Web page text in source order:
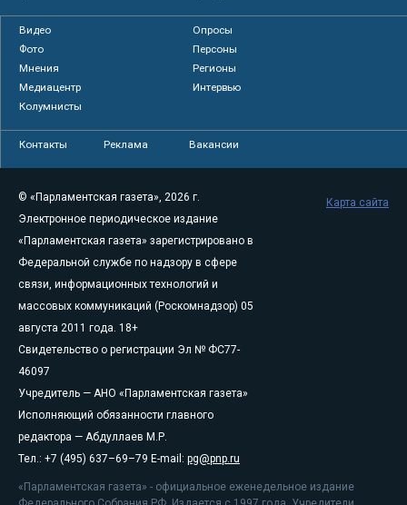
Видео
Опросы
Фото
Персоны
Мнения
Регионы
Медиацентр
Интервью
Колумнисты
Контакты Реклама Вакансии
© «Парламентская газета», 2026 г.
Электронное периодическое издание
«Парламентская газета» зарегистрировано в
Федеральной службе по надзору в сфере
связи, информационных технологий и
массовых коммуникаций (Роскомнадзор) 05
августа 2011 года. 18+
Свидетельство о регистрации Эл № ФС77-
46097
Учредитель — АНО «Парламентская газета»
Исполняющий обязанности главного
редактора — Абдуллаев М.Р.
Тел.: +7 (495) 637–69–79 E-mail: pg@pnp.ru
«Парламентская газета» - официальное еженедельное издание
Карта сайта